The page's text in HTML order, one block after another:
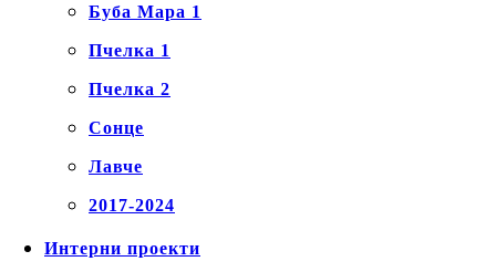
Буба Мара 1
Пчелка 1
Пчелка 2
Сонце
Лавче
2017-2024
Интерни проекти